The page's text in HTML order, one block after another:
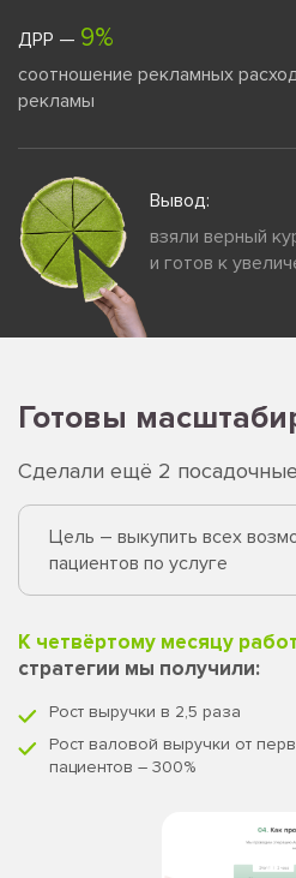
ДРР — 9%
соотношение рекламных
рекламы
Вывод:
взяли верный
и готов к
Готовы
Сделали ещё 2
Цель – выкупить всех
пациентов по услуге
К четвёртому месяцу
стратегии мы получили:
Рост выручки в 2,5 раза
Рост валовой выручки от
пациентов – 300%